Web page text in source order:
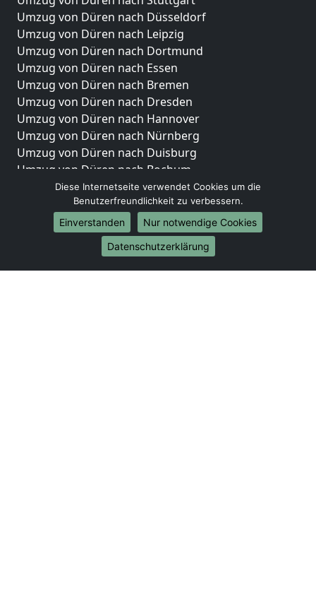
Umzug von Düren nach Düsseldorf
Umzug von Düren nach Leipzig
Umzug von Düren nach Dortmund
Umzug von Düren nach Essen
Umzug von Düren nach Bremen
Umzug von Düren nach Dresden
Umzug von Düren nach Hannover
Umzug von Düren nach Nürnberg
Umzug von Düren nach Duisburg
Umzug von Düren nach Bochum
Umzug von Düren nach Wuppertal
Umzug von Düren nach Bielefeld
Umzug von Düren nach Bonn
Umzug von Düren nach Münster
Diese Internetseite verwendet Cookies um die
Benutzerfreundlichkeit zu verbessern.
Einverstanden
Nur notwendige Cookies
Datenschutzerklärung